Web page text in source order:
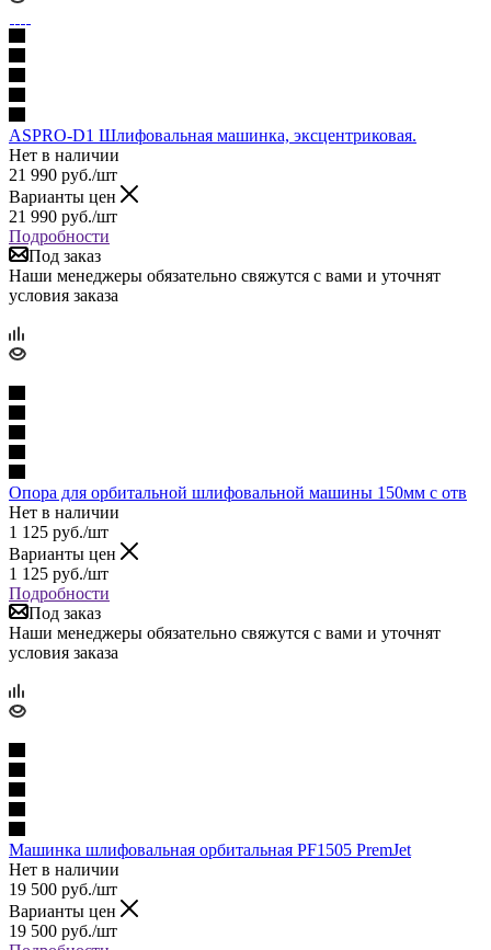
ASPRO-D1 Шлифовальная машинка, эксцентриковая.
Нет в наличии
21 990 руб./шт
Варианты цен
21 990 руб./шт
Подробности
Под заказ
Наши менеджеры обязательно свяжутся с вами и уточнят
условия заказа
Опора для орбитальной шлифовальной машины 150мм с отв
Нет в наличии
1 125 руб./шт
Варианты цен
1 125 руб./шт
Подробности
Под заказ
Наши менеджеры обязательно свяжутся с вами и уточнят
условия заказа
Машинка шлифовальная орбитальная PF1505 PremJet
Нет в наличии
19 500 руб./шт
Варианты цен
19 500 руб./шт